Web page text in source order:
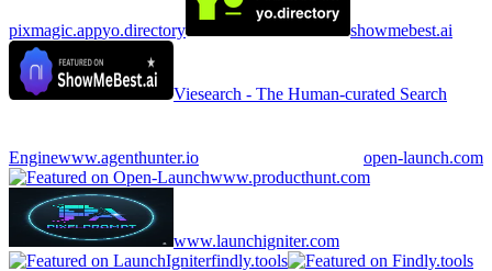
pixmagic.appyo.directory showmebest.ai
Viesearch - The Human-curated Search
Enginewww.agenthunter.io
open-launch.com
www.producthunt.com
www.launchigniter.com
findly.tools